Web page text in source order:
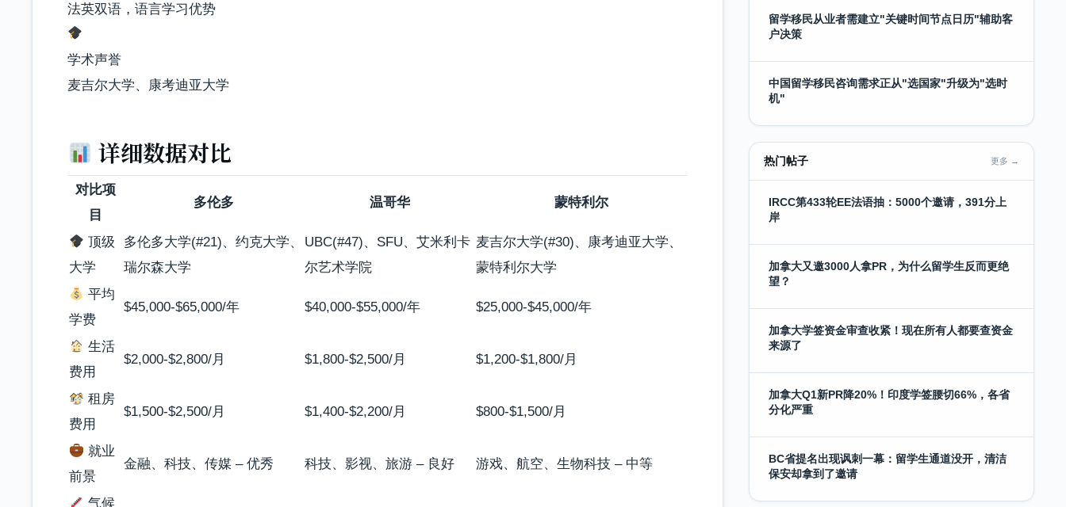
法英双语，语言学习优势
学术声誉
麦吉尔大学、康考迪亚大学
详细数据对比
对比项
目
多伦多 温哥华 蒙特利尔
顶级
大学
多伦多大学(#21)、约克大学、
瑞尔森大学
UBC(#47)、SFU、艾米利卡
尔艺术学院
麦吉尔大学(#30)、康考迪亚大学、
蒙特利尔大学
平均
学费
$45,000-$65,000/年 $40,000-$55,000/年 $25,000-$45,000/年
生活
费用
$2,000-$2,800/月 $1,800-$2,500/月 $1,200-$1,800/月
租房
费用
$1,500-$2,500/月 $1,400-$2,200/月 $800-$1,500/月
就业
前景
金融、科技、传媒 – 优秀 科技、影视、旅游 – 良好 游戏、航空、生物科技 – 中等
气候
留学移民从业者需建立"关键时间节点日历"辅助客
户决策
中国留学移民咨询需求正从"选国家"升级为"选时
机"
热门帖子 更多 →
IRCC第433轮EE法语抽：5000个邀请，391分上
岸
加拿大又邀3000人拿PR，为什么留学生反而更绝
望？
加拿大学签资金审查收紧！现在所有人都要查资金
来源了
加拿大Q1新PR降20%！印度学签腰切66%，各省
分化严重
BC省提名出现讽刺一幕：留学生通道没开，清洁
保安却拿到了邀请